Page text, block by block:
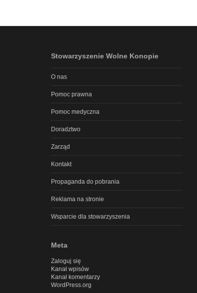
Stowarzyszenie Wolne Konopie
O nas
Pomoc prawna
Pomoc medyczna
Doradztwo
Zarząd
Kontakt
Propaganda do pobrania
Reklama na stronie
Wsparcie dla stowarzyszenia
Meta
Zaloguj się
Kanał wpisów
Kanał komentarzy
WordPress.org